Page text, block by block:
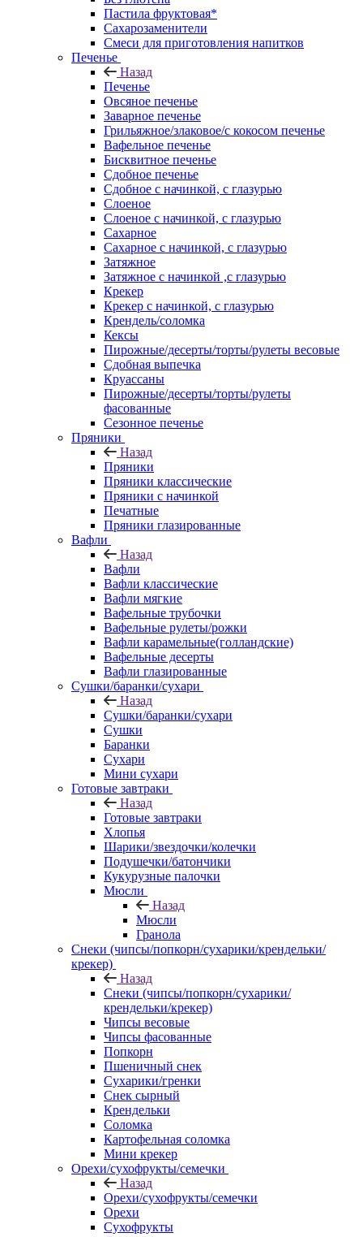
Пастила фруктовая*
Сахарозаменители
Смеси для приготовления напитков
Печенье
Назад
Печенье
Овсяное печенье
Заварное печенье
Грильяжное/злаковое/с кокосом печенье
Вафельное печенье
Бисквитное печенье
Сдобное печенье
Сдобное с начинкой, с глазурью
Слоеное
Слоеное с начинкой, с глазурью
Сахарное
Сахарное с начинкой, с глазурью
Затяжное
Затяжное с начинкой ,с глазурью
Крекер
Крекер с начинкой, с глазурью
Крендель/соломка
Кексы
Пирожные/десерты/торты/рулеты весовые
Сдобная выпечка
Круассаны
Пирожные/десерты/торты/рулеты
фасованные
Сезонное печенье
Пряники
Назад
Пряники
Пряники классические
Пряники с начинкой
Печатные
Пряники глазированные
Вафли
Назад
Вафли
Вафли классические
Вафли мягкие
Вафельные трубочки
Вафельные рулеты/рожки
Вафли карамельные(голландские)
Вафельные десерты
Вафли глазированные
Сушки/баранки/сухари
Назад
Сушки/баранки/сухари
Сушки
Баранки
Сухари
Мини сухари
Готовые завтраки
Назад
Готовые завтраки
Хлопья
Шарики/звездочки/колечки
Подушечки/батончики
Кукурузные палочки
Мюсли
Назад
Мюсли
Гранола
Снеки (чипсы/попкорн/сухарики/крендельки/
крекер)
Назад
Снеки (чипсы/попкорн/сухарики/
крендельки/крекер)
Чипсы весовые
Чипсы фасованные
Попкорн
Пшеничный снек
Сухарики/гренки
Снек сырный
Крендельки
Соломка
Картофельная соломка
Мини крекер
Орехи/сухофрукты/семечки
Назад
Орехи/сухофрукты/семечки
Орехи
Сухофрукты